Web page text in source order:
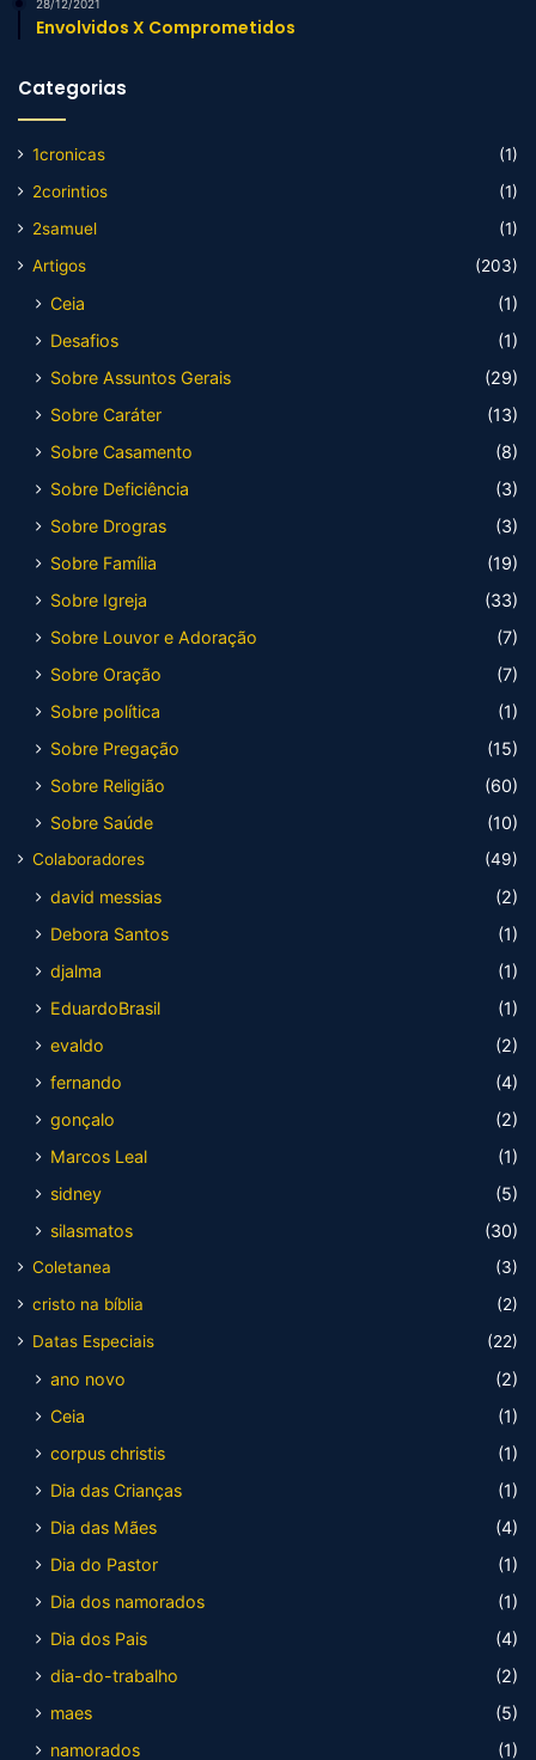
28/12/2021
Envolvidos X Comprometidos
Categorias
1cronicas
(1)
2corintios
(1)
2samuel
(1)
Artigos
(203)
Ceia
(1)
Desafios
(1)
Sobre Assuntos Gerais
(29)
Sobre Caráter
(13)
Sobre Casamento
(8)
Sobre Deficiência
(3)
Sobre Drogras
(3)
Sobre Família
(19)
Sobre Igreja
(33)
Sobre Louvor e Adoração
(7)
Sobre Oração
(7)
Sobre política
(1)
Sobre Pregação
(15)
Sobre Religião
(60)
Sobre Saúde
(10)
Colaboradores (49)
david messias
(2)
Debora Santos
(1)
djalma
(1)
EduardoBrasil
(1)
evaldo
(2)
fernando
(4)
gonçalo
(2)
Marcos Leal
(1)
sidney
(5)
silasmatos
(30)
Coletanea
(3)
cristo na bíblia
(2)
Datas Especiais
(22)
ano novo
(2)
Ceia
(1)
corpus christis
(1)
Dia das Crianças
(1)
Dia das Mães
(4)
Dia do Pastor
(1)
Dia dos namorados
(1)
Dia dos Pais
(4)
dia-do-trabalho
(2)
maes
(5)
namorados
(1)